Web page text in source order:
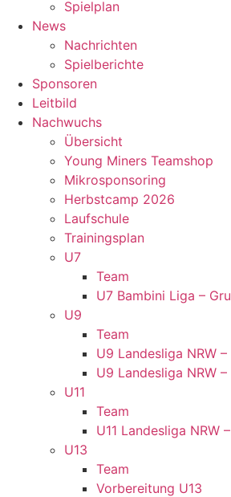
Spielplan
News
Nachrichten
Spielberichte
Sponsoren
Leitbild
Nachwuchs
Übersicht
Young Miners Teamshop
Mikrosponsoring
Herbstcamp 2026
Laufschule
Trainingsplan
U7
Team
U7 Bambini Liga –
U9
Team
U9 Landesliga NRW
U9 Landesliga NRW
U11
Team
U11 Landesliga NRW
U13
Team
Vorbereitung U13